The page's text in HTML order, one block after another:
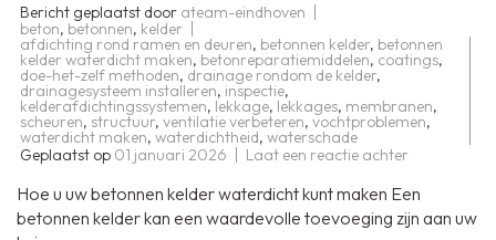
Bericht geplaatst door ateam-eindhoven
beton, betonnen, kelder
afdichting rond ramen en deuren, betonnen kelder, betonnen
kelder waterdicht maken, betonreparatiemiddelen, coatings,
doe-het-zelf methoden, drainage rondom de kelder,
drainagesysteem installeren, inspectie,
kelderafdichtingssystemen, lekkage, lekkages, membranen,
scheuren, structuur, ventilatie verbeteren, vochtproblemen,
waterdicht maken, waterdichtheid, waterschade
Geplaatst op 01 januari 2026 Laat een reactie achter
uw
betonnen
kelder
Hoe u uw betonnen kelder waterdicht kunt maken Een
betonnen kelder kan een waardevolle toevoeging zijn aan uw